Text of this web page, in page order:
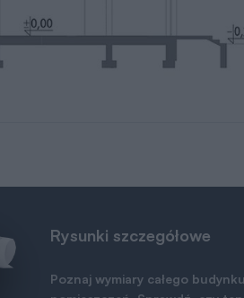
Rysunki szczegółowe
Poznaj wymiary całego